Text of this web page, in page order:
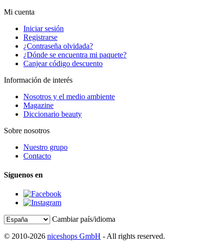
Mi cuenta
Iniciar sesión
Registrarse
¿Contraseña olvidada?
¿Dónde se encuentra mi paquete?
Canjear código descuento
Información de interés
Nosotros y el medio ambiente
Magazine
Diccionario beauty
Sobre nosotros
Nuestro grupo
Contacto
Síguenos en
Cambiar país/idioma
© 2010-2026 niceshops GmbH - All rights reserved.